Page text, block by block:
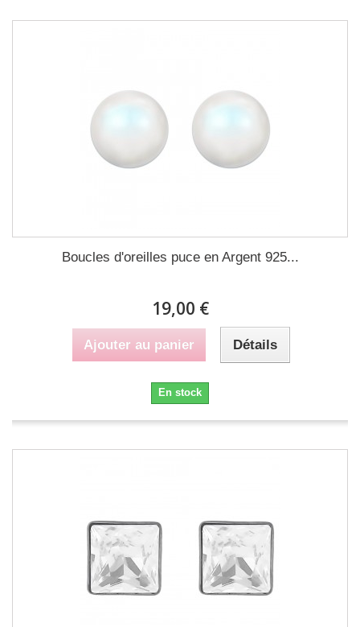
Boucles d'oreilles puce en Argent 925...
19,00 €
Ajouter au panier Détails
En stock